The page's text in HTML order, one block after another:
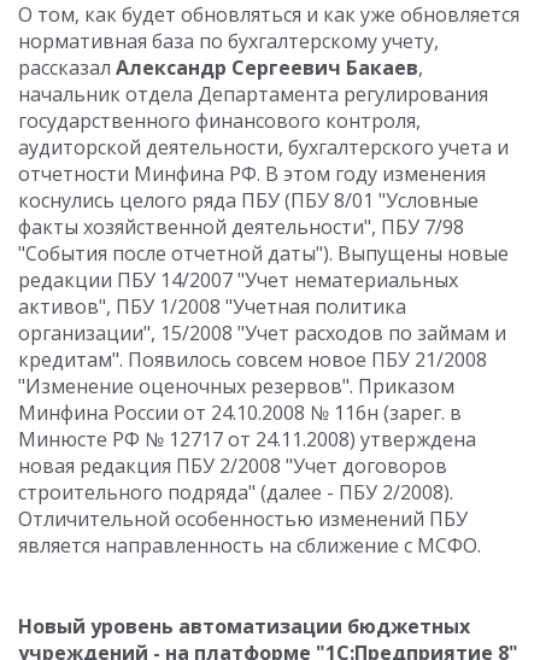
О том, как будет обновляться и как уже обновляется
нормативная база по бухгалтерскому учету,
рассказал Александр Сергеевич Бакаев,
начальник отдела Департамента регулирования
государственного финансового контроля,
аудиторской деятельности, бухгалтерского учета и
отчетности Минфина РФ. В этом году изменения
коснулись целого ряда ПБУ (ПБУ 8/01 "Условные
факты хозяйственной деятельности", ПБУ 7/98
"События после отчетной даты"). Выпущены новые
редакции ПБУ 14/2007 "Учет нематериальных
активов", ПБУ 1/2008 "Учетная политика
организации", 15/2008 "Учет расходов по займам и
кредитам". Появилось совсем новое ПБУ 21/2008
"Изменение оценочных резервов". Приказом
Минфина России от 24.10.2008 № 116н (зарег. в
Минюсте РФ № 12717 от 24.11.2008) утверждена
новая редакция ПБУ 2/2008 "Учет договоров
строительного подряда" (далее - ПБУ 2/2008).
Отличительной особенностью изменений ПБУ
является направленность на сближение с МСФО.
Новый уровень автоматизации бюджетных
учреждений - на платформе "1С:Предприятие 8"